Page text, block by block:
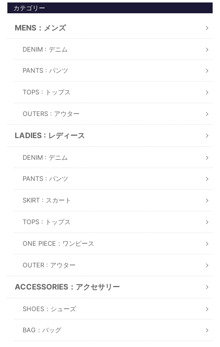
カテゴリー
MENS：メンズ
DENIM : デニム
PANTS : パンツ
TOPS : トップス
OUTERS : アウター
LADIES : レディース
DENIM : デニム
PANTS : パンツ
SKIRT : スカート
TOPS : トップス
ONE PIECE：ワンピース
OUTER : アウター
ACCESSORIES：アクセサリー
SHOES：シューズ
BAG：バッグ